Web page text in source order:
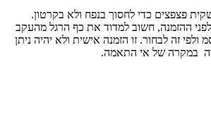
פצפצים כדי לחסוך בנפח ולא בקרטון.
ההזמנה, חשוב למדוד את כף הרגל מהעקב
הבוהן, להוסיף 1 סמ ולפי זה לבחור. זו הזמנה אישית ולא יהיה ניתן
במקרה של אי התאמה.